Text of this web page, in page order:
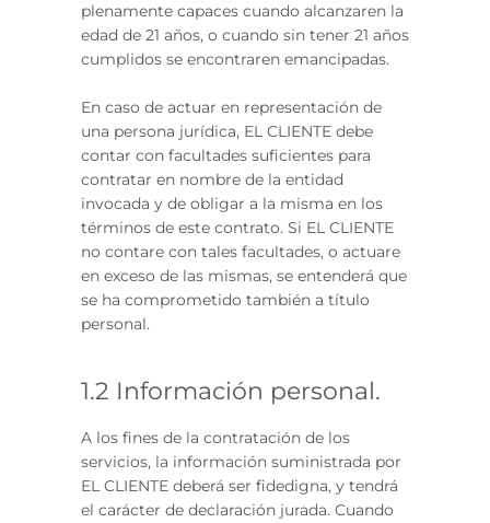
plenamente capaces cuando alcanzaren la
edad de 21 años, o cuando sin tener 21 años
cumplidos se encontraren emancipadas.
En caso de actuar en representación de
una persona jurídica, EL CLIENTE debe
contar con facultades suficientes para
contratar en nombre de la entidad
invocada y de obligar a la misma en los
términos de este contrato. Si EL CLIENTE
no contare con tales facultades, o actuare
en exceso de las mismas, se entenderá que
se ha comprometido también a título
personal.
1.2 Información personal.
A los fines de la contratación de los
servicios, la información suministrada por
EL CLIENTE deberá ser fidedigna, y tendrá
el carácter de declaración jurada. Cuando